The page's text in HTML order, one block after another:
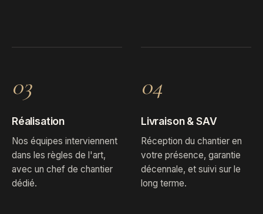
03
Réalisation
Nos équipes interviennent
dans les règles de l'art,
avec un chef de chantier
dédié.
04
Livraison & SAV
Réception du chantier en
votre présence, garantie
décennale, et suivi sur le
long terme.